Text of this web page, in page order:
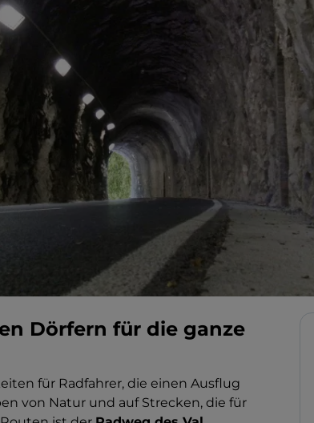
Dörfern für die ganze
für Radfahrer, die einen Ausflug
von Natur und auf Strecken, die für